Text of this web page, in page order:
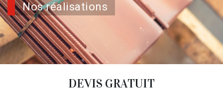
Nos réalisations
DEVIS GRATUIT